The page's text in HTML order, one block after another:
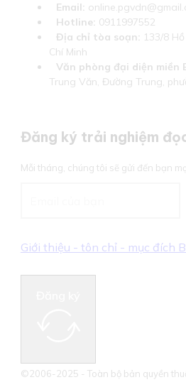
Email:
Hotline: 0911997552
Địa chỉ tòa soạn: 133/8
Chí Minh
Văn phòng đại diện miền
Trung Văn, Đường Trung,
Đăng ký trải nghiệm
Mỗi tháng, chúng tôi sẽ gửi đến bạn
Giới thiệu - tôn chỉ - mục đích
©2006-2025 - Toàn bộ bản quyền